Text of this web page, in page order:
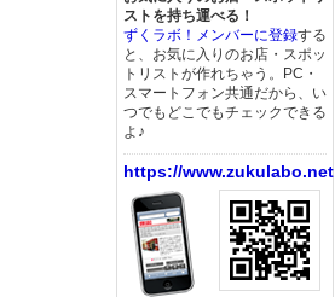
ストを持ち運べる！
ずくラボ！メンバーに登録する
と、お気に入りのお店・スポッ
トリストが作れちゃう。PC・
スマートフォン共通だから、い
つでもどこでもチェックできる
よ♪
https://www.zukulabo.net/